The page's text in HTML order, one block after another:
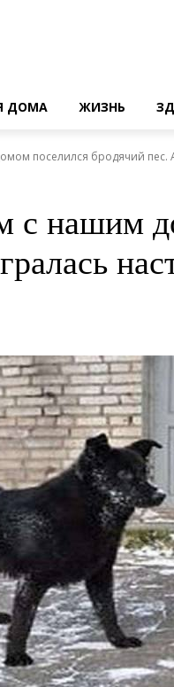
ДОМА ЖИЗНЬ
поселился бродячий пес.
с нашим